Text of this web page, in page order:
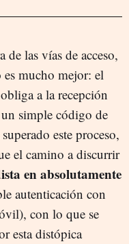
las vías de acceso,
es mucho mejor: el
a la recepción
un simple código de
este proceso,
el camino a discurrir
en absolutamente
autenticación con
con lo que se
esta distópica